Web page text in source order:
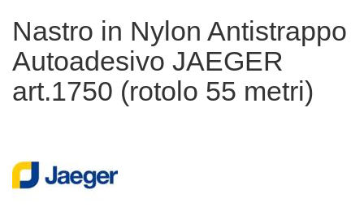
galleria
di
immagini
Nastro in Nylon Antistrappo
Autoadesivo JAEGER
art.1750 (rotolo 55 metri)